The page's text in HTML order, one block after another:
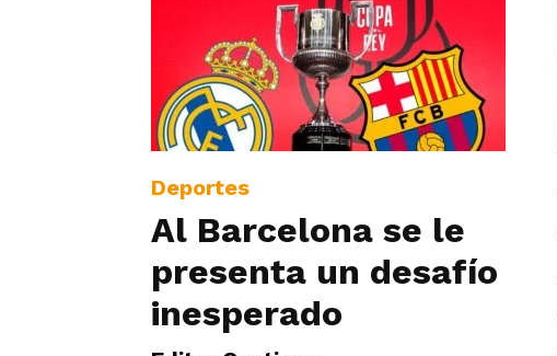
Deportes
Al Barcelona se le
presenta un desafío
inesperado